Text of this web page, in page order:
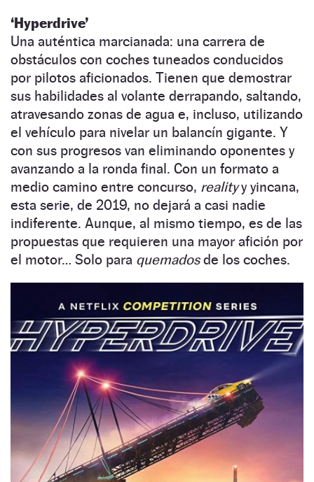
‘Hyperdrive’
Una auténtica marcianada: una carrera de
obstáculos con coches tuneados conducidos
por pilotos aficionados. Tienen que demostrar
sus habilidades al volante derrapando, saltando,
atravesando zonas de agua e, incluso, utilizando
el vehículo para nivelar un balancín gigante. Y
con sus progresos van eliminando oponentes y
avanzando a la ronda final. Con un formato a
medio camino entre concurso, realityy yincana,
esta serie, de 2019, no dejará a casi nadie
indiferente. Aunque, al mismo tiempo, es de las
propuestas que requieren una mayor afición por
el motor… Solo para quemadosde los coches.